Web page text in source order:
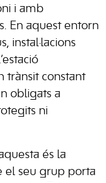
i amb
En aquest entorn
instal·lacions
trànsit constant
obligats a
ni
és la
el seu grup porta